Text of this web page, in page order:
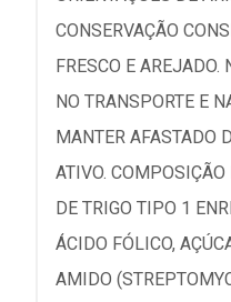
CONSERVAÇÃO
FRESCO E AREJADO.
NO TRANSPORTE E
MANTER AFASTADO
ATIVO.
DE TRIGO TIPO 1
ÁCIDO FÓLICO,
AMIDO